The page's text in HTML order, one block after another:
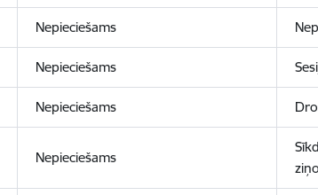
Nepieciešams
Nepieciešams
Nepieciešams
Nepieciešams